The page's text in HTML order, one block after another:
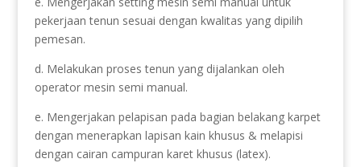
pekerjaan tenun sesuai dengan kwalitas yang dipilih
pemesan.
d. Melakukan proses tenun yang dijalankan oleh
operator mesin semi manual.
e. Mengerjakan pelapisan pada bagian belakang karpet
dengan menerapkan lapisan kain khusus & melapisi
dengan cairan campuran karet khusus (latex).